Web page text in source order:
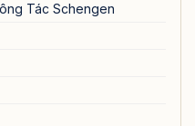
Tác Schengen